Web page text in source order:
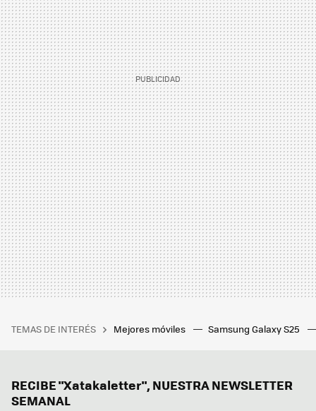
TEMAS DE INTERÉS Mejores móviles Samsung Galaxy S25
RECIBE "Xatakaletter", NUESTRA NEWSLETTER
SEMANAL